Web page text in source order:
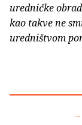
uredničke
kao takve ne
uredništvom